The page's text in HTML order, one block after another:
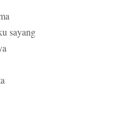
sayang